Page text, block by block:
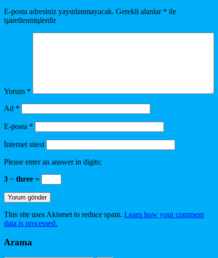
E-posta adresiniz yayınlanmayacak. Gerekli alanlar * ile
işaretlenmişlerdir
Yorum *
Ad *
E-posta *
İnternet sitesi
Please enter an answer in digits:
3 − three =
This site uses Akismet to reduce spam. Learn how your comment
data is processed.
Arama